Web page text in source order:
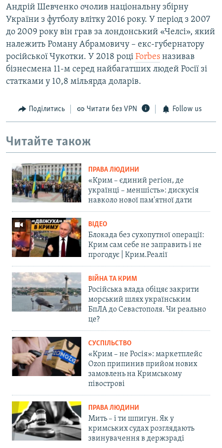
Андрій Шевченко очолив національну збірну
України з футболу влітку 2016 року. У період з 2007
до 2009 року він грав за лондонський «Челсі», який
належить Роману Абрамовичу – екс-губернатору
російської Чукотки. У 2018 році Forbes називав
бізнесмена 11-м серед найбагатших людей Росії зі
статками у 10,8 мільярда доларів.
Поділитись Читати без VPN Follow us
Читайте також
ПРАВА ЛЮДИНИ
«Крим – єдиний регіон, де
українці – меншість»: дискусія
навколо нової пам'ятної дати
ВІДЕО
Блокада без сухопутної операції:
Крим сам себе не заправить і не
прогодує | Крим.Реалії
ВІЙНА ТА КРИМ
Російська влада обіцяє закрити
морський шлях українським
БпЛА до Севастополя. Чи реально
це?
СУСПІЛЬСТВО
«Крим – не Росія»: маркетплейс
Ozon припинив прийом нових
замовлень на Кримському
півострові
ПРАВА ЛЮДИНИ
Мить – і ти шпигун. Як у
кримських судах розглядають
звинувачення в держзраді